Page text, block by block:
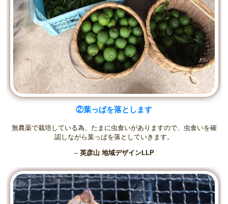
②葉っぱを落とします
無農薬で栽培している為、たまに虫食いがありますので、虫食いを確
認しながら葉っぱを落としていきます。
-- 英彦山 地域デザインLLP